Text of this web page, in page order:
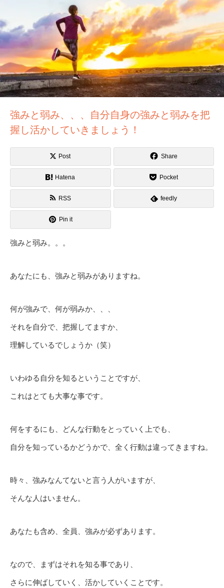
強みと弱み、、、自分自身の強みと弱みを把
握し活かしていきましょう！
Post Share
Hatena Pocket
RSS feedly
Pin it
強みと弱み。。。
あなたにも、強みと弱みがありますね。
何が強みで、何が弱みか、、、
それを自分で、把握してますか、
理解しているでしょうか（笑）
いわゆる自分を知るということですが、
これはとても大事な事です。
何をするにも、どんな行動をとっていく上でも、
自分を知っているかどうかで、全く行動は違ってきますね。
時々、強みなんてないと言う人がいますが、
そんな人はいません。
あなたも含め、全員、強みが必ずあります。
なので、まずはそれを知る事であり、
さらに伸ばしていく、活かしていくことです。